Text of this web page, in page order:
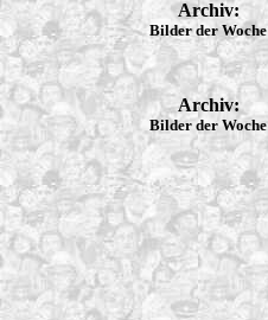
Archiv:
Bilder der Woche
Archiv:
Bilder der Woche